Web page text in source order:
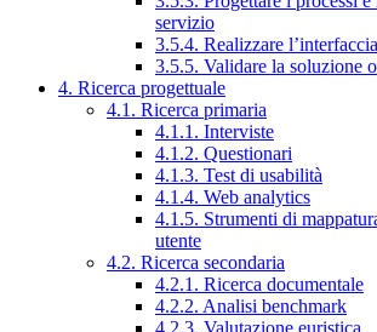
servizio
3.5.4. Realizzare
3.5.5. Validare la soluzione
4. Ricerca progettuale
4.1. Ricerca primaria
4.1.1. Interviste
4.1.2. Questionari
4.1.3. Test di usabilità
4.1.4. Web analytics
4.1.5. Strumenti di
utente
4.2. Ricerca secondaria
4.2.1. Ricerca documentale
4.2.2. Analisi benchmark
4.2.3. Valutazione euristica